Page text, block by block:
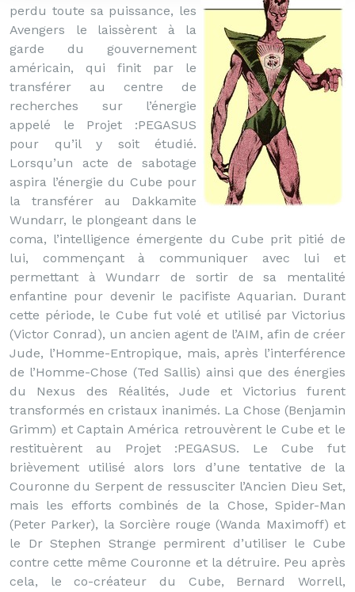
perdu toute sa puissance, les
Avengers le laissèrent à la
garde du gouvernement
américain, qui finit par le
transférer au centre de
recherches sur l’énergie
appelé le Projet :PEGASUS
pour qu’il y soit étudié.
Lorsqu’un acte de sabotage
aspira l’énergie du Cube pour
la transférer au Dakkamite
Wundarr, le plongeant dans le
coma, l’intelligence émergente du Cube prit pitié de
lui, commençant à communiquer avec lui et
permettant à Wundarr de sortir de sa mentalité
enfantine pour devenir le pacifiste Aquarian. Durant
cette période, le Cube fut volé et utilisé par Victorius
(Victor Conrad), un ancien agent de l’AIM, afin de créer
Jude, l’Homme-Entropique, mais, après l’interférence
de l’Homme-Chose (Ted Sallis) ainsi que des énergies
du Nexus des Réalités, Jude et Victorius furent
transformés en cristaux inanimés. La Chose (Benjamin
Grimm) et Captain América retrouvèrent le Cube et le
restituèrent au Projet :PEGASUS. Le Cube fut
brièvement utilisé alors lors d’une tentative de la
Couronne du Serpent de ressusciter l’Ancien Dieu Set,
mais les efforts combinés de la Chose, Spider-Man
(Peter Parker), la Sorcière rouge (Wanda Maximoff) et
le Dr Stephen Strange permirent d’utiliser le Cube
contre cette même Couronne et la détruire. Peu après
cela, le co-créateur du Cube, Bernard Worrell,